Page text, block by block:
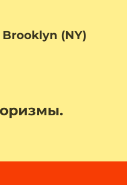
(NY)